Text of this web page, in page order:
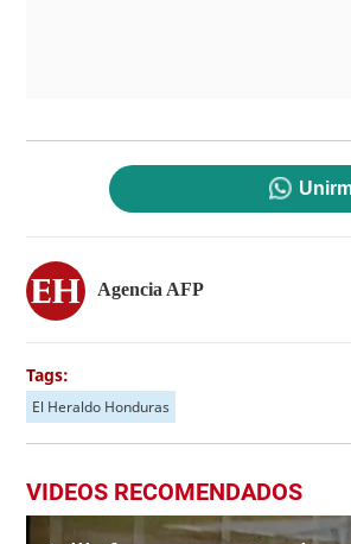
Agencia AFP
Tags:
El Heraldo Honduras
VIDEOS RECOMENDADOS